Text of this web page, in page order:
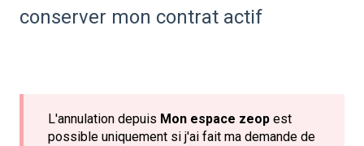
conserver mon contrat actif
L'annulation depuis Mon espace zeop est
possible uniquement si j'ai fait ma demande de